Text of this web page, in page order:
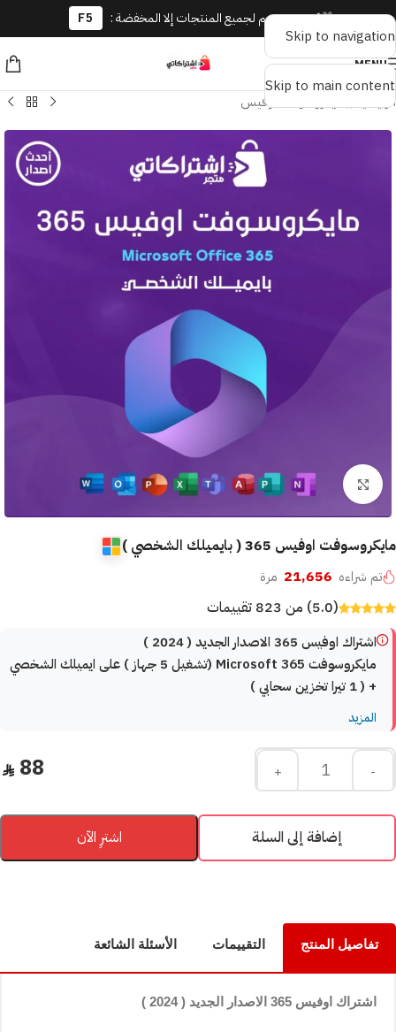
🎁 كوبون خصم لجميع المنتجات إلا المخفضة : F5
Skip to navigation
Skip to main content
MENU
الرئيسية مايكروسوفت اوفيس
Click to enlarge
مايكروسوفت اوفيس 365 ( بايميلك الشخصي )
تم شراءه 21,656 مرة
(5.0) من 823 تقييمات
اشتراك اوفيس 365
الاصدار الجديد ( 2024 )
مايكروسوفت Microsoft 365 (تشغيل 5 جهاز ) على ايميلك الشخصي
+ ( 1 تيرا تخزين سحابي )
المزيد
88 -
+
إضافة إلى السلة اشترِ الآن
تفاصيل المنتج التقييمات الأسئلة الشائعة
اشتراك اوفيس 365 الاصدار الجديد ( 2024 )